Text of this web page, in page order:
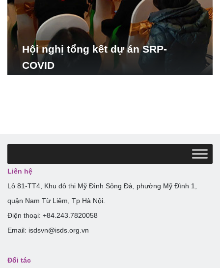
Hội nghị tổng kết dự án SRP-
COVID
Liên hệ
Lô 81-TT4, Khu đô thị Mỹ Đình Sông Đà, phường Mỹ Đình 1,
quận Nam Từ Liêm, Tp Hà Nội.
Điện thoại: +84.243.7820058
Email: isdsvn@isds.org.vn
Đối tác